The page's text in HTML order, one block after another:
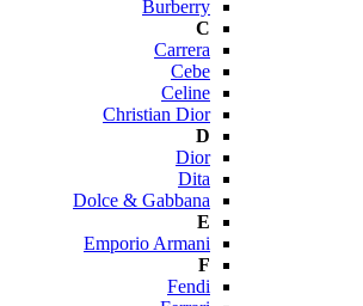
Burberry
C
Carrera
Cebe
Celine
Christian Dior
D
Dior
Dita
Dolce & Gabbana
E
Emporio Armani
F
Fendi